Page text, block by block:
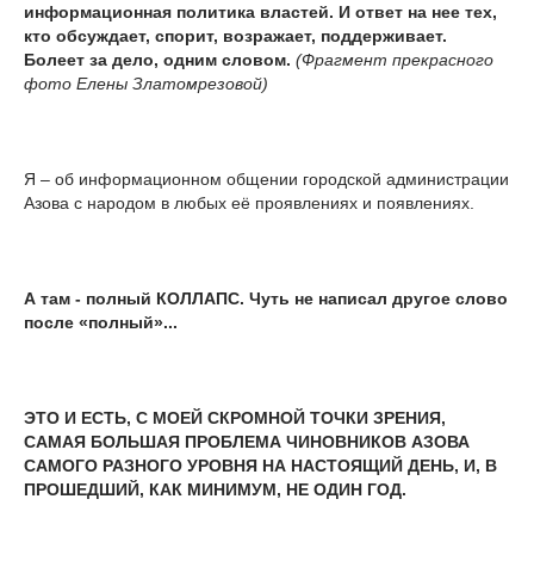
информационная политика властей. И ответ на нее тех,
кто обсуждает, спорит, возражает, поддерживает.
Болеет за дело, одним словом. (Фрагмент прекрасного
фото Елены Златомрезовой)
Я – об информационном общении городской администрации
Азова с народом в любых её проявлениях и появлениях.
А там - полный КОЛЛАПС. Чуть не написал другое слово
после «полный»...
ЭТО И ЕСТЬ, С МОЕЙ СКРОМНОЙ ТОЧКИ ЗРЕНИЯ,
САМАЯ БОЛЬШАЯ ПРОБЛЕМА ЧИНОВНИКОВ АЗОВА
САМОГО РАЗНОГО УРОВНЯ НА НАСТОЯЩИЙ ДЕНЬ, И, В
ПРОШЕДШИЙ, КАК МИНИМУМ, НЕ ОДИН ГОД.